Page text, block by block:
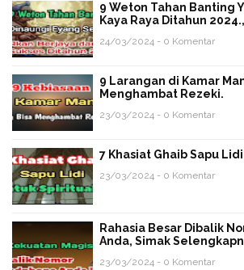
9 Weton Tahan Banting
Kaya Raya Ditahun 2024.,
24/03/2024 - 0 Komentar
9 Larangan di Kamar
Menghambat Rezeki.
23/03/2024 - 0 Komentar
7 Khasiat Ghaib Sapu
23/03/2024 - 0 Komentar
Rahasia Besar Dibalik
Anda, Simak
23/03/2024 - 0 Komentar